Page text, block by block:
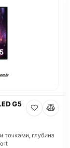
G5
точками, глубина